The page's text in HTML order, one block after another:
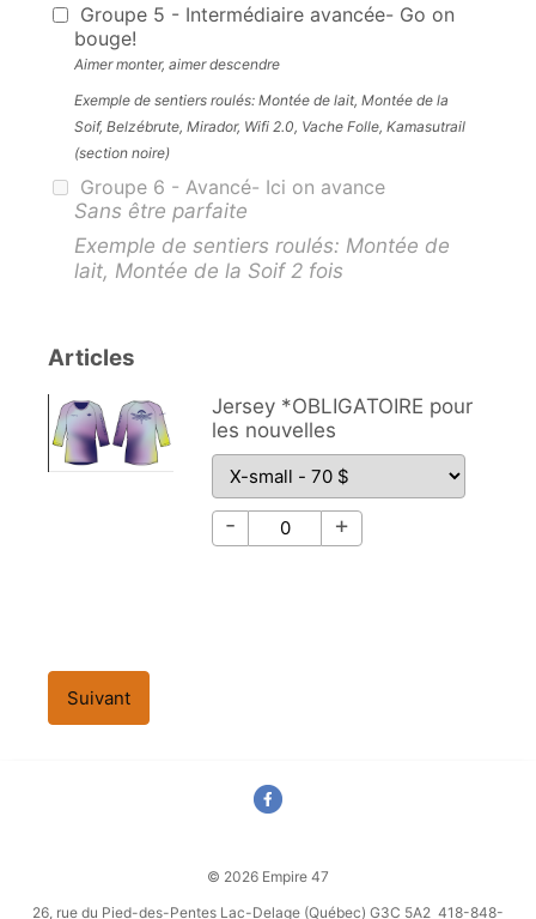
Groupe 5 - Intermédiaire avancée- Go on
bouge!
Aimer monter, aimer descendre
Exemple de sentiers roulés: Montée de lait, Montée de la
Soif, Belzébrute, Mirador, Wifi 2.0, Vache Folle, Kamasutrail
(section noire)
Groupe 6 - Avancé- Ici on avance
Sans être parfaite
Exemple de sentiers roulés: Montée de
lait, Montée de la Soif 2 fois
Articles
Jersey *OBLIGATOIRE pour
les nouvelles
Jersey *OBLIGATOIRE pour les
Jersey *OBLIGATOIRE pour les
- +
Suivant
© 2026 Empire 47
26, rue du Pied-des-Pentes Lac-Delage (Québec) G3C 5A2 418-848-